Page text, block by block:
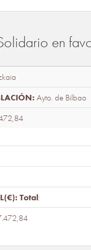
en
Ayto. de Bilbao
Total: